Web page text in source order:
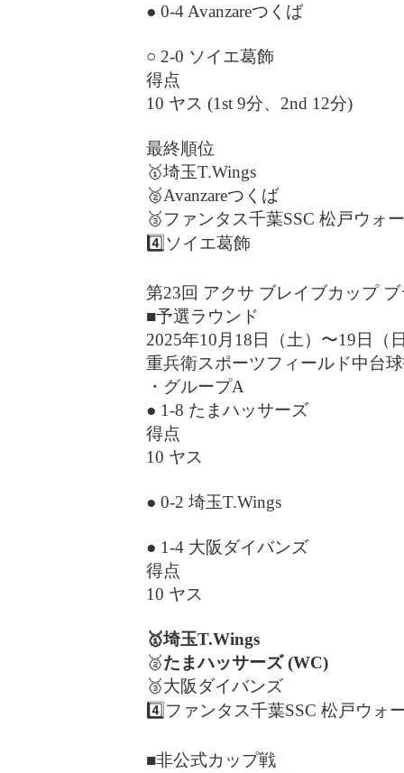
● 0-4 Avanzareつくば
○ 2-0 ソイエ葛飾
得点
10 ヤス (1st 9分、2nd 12分)
最終順位
🥇埼玉T.Wings
🥈Avanzareつくば
🥉ファンタス千葉SSC 松戸ウォ
4️⃣ソイエ葛飾
第23回 アクサ ブレイブカップ
■予選ラウンド
2025年10月18日（土）〜19日（日
重兵衛スポーツフィールド中台
・グループA
● 1-8 たまハッサーズ
得点
10 ヤス
● 0-2 埼玉T.Wings
● 1-4 大阪ダイバンズ
得点
10 ヤス
🥇埼玉T.Wings
🥈たまハッサーズ (WC)
🥉大阪ダイバンズ
4️⃣ファンタス千葉SSC 松戸ウォ
■非公式カップ戦